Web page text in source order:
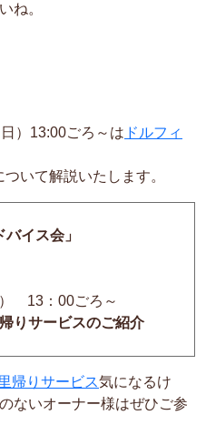
ね。
）13:00ごろ～は ドルフィ
いて解説いたします。
イス会」
） 13：00ごろ～
りサービスのご紹介
帰りサービス気になるけ
ないオーナー様はぜひご参